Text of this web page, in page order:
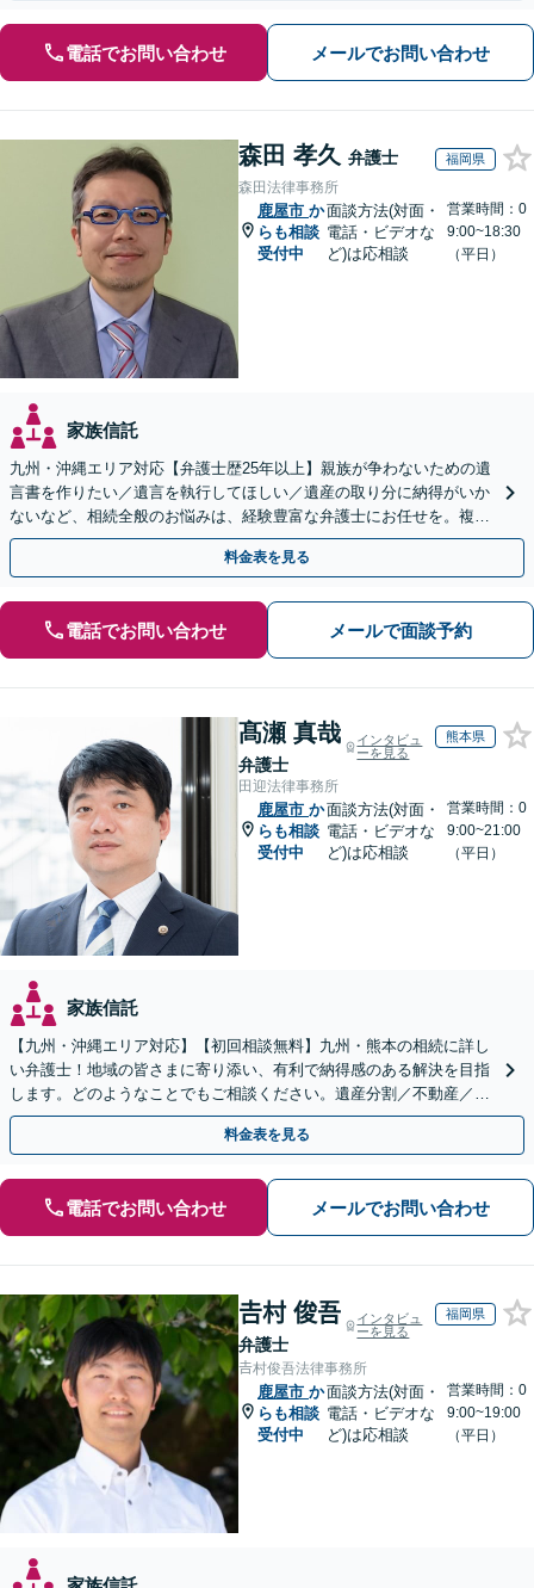
電話でお問い合わせ メールでお問い合わせ
森田 孝久 弁護士 福岡県
森田法律事務所
鹿屋市 か
らも相談
受付中
面談方法(対面・
電話・ビデオな
ど)は応相談
営業時間：0
9:00~18:30
（平日）
家族信託
九州・沖縄エリア対応【弁護士歴25年以上】親族が争わないための遺
言書を作りたい／遺言を執行してほしい／遺産の取り分に納得がいか
ないなど、相続全般のお悩みは、経験豊富な弁護士にお任せを。複雑
な問題も粘り強く対応し、解決に導きます。
料金表を見る
電話でお問い合わせ メールで面談予約
髙瀬 真哉
弁護士
インタビュ
ーを見る
熊本県
田迎法律事務所
鹿屋市 か
らも相談
受付中
面談方法(対面・
電話・ビデオな
ど)は応相談
営業時間：0
9:00~21:00
（平日）
家族信託
【九州・沖縄エリア対応】【初回相談無料】九州・熊本の相続に詳し
い弁護士！地域の皆さまに寄り添い、有利で納得感のある解決を目指
します。どのようなことでもご相談ください。遺産分割／不動産／遺
言書／使い込み／寄与分／遺留分／相続放棄【完全個室】
料金表を見る
電話でお問い合わせ メールでお問い合わせ
𠮷村 俊吾
弁護士
インタビュ
ーを見る
福岡県
𠮷村俊吾法律事務所
鹿屋市 か
らも相談
受付中
面談方法(対面・
電話・ビデオな
ど)は応相談
営業時間：0
9:00~19:00
（平日）